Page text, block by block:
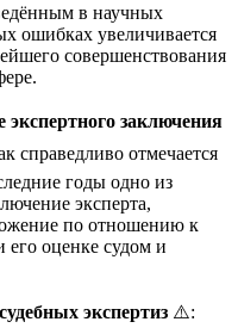
в научных
ошибках увеличивается
совершенствования
заключения
справедливо отмечается
годы одно из
эксперта,
по отношению к
его оценке судом и
экспертиз ⚠️: